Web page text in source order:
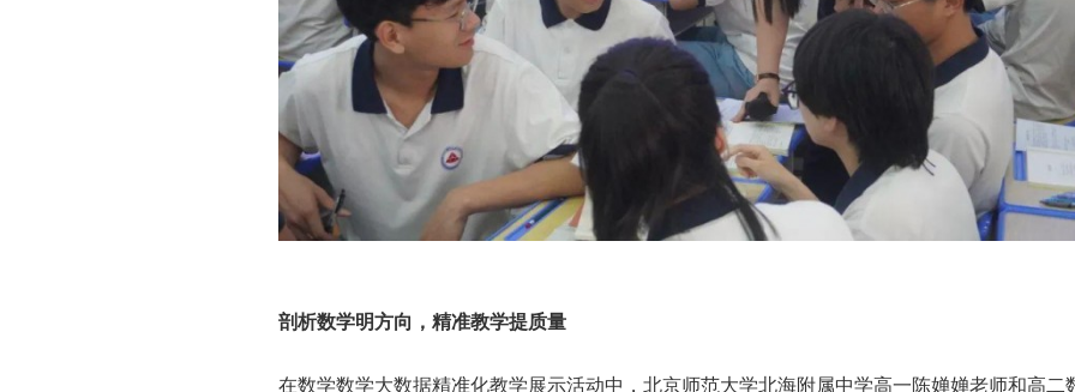
剖析数学明方向，精准教学提质量
在数学数学大数据精准化教学展示活动中，北京师范大学北海附属中学高一陈婵婵老师和高二